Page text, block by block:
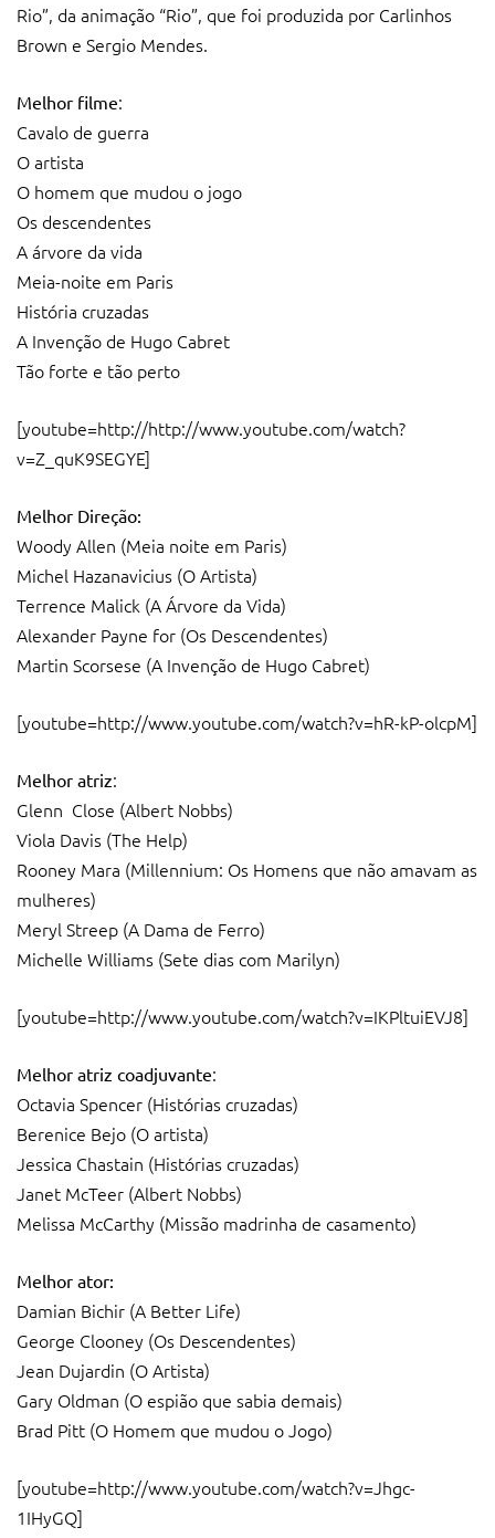
Rio”, da animação “Rio”, que foi produzida por Carlinhos
Brown e Sergio Mendes.
Melhor filme:
Cavalo de guerra
O artista
O homem que mudou o jogo
Os descendentes
A árvore da vida
Meia-noite em Paris
História cruzadas
A Invenção de Hugo Cabret
Tão forte e tão perto
[youtube=http://http://www.youtube.com/watch?
v=Z_quK9SEGYE]
Melhor Direção:
Woody Allen (Meia noite em Paris)
Michel Hazanavicius (O Artista)
Terrence Malick (A Árvore da Vida)
Alexander Payne for (Os Descendentes)
Martin Scorsese (A Invenção de Hugo Cabret)
[youtube=http://www.youtube.com/watch?v=hR-kP-olcpM]
Melhor atriz:
Glenn Close (Albert Nobbs)
Viola Davis (The Help)
Rooney Mara (Millennium: Os Homens que não amavam as
mulheres)
Meryl Streep (A Dama de Ferro)
Michelle Williams (Sete dias com Marilyn)
[youtube=http://www.youtube.com/watch?v=IKPltuiEVJ8]
Melhor atriz coadjuvante:
Octavia Spencer (Histórias cruzadas)
Berenice Bejo (O artista)
Jessica Chastain (Histórias cruzadas)
Janet McTeer (Albert Nobbs)
Melissa McCarthy (Missão madrinha de casamento)
Melhor ator:
Damian Bichir (A Better Life)
George Clooney (Os Descendentes)
Jean Dujardin (O Artista)
Gary Oldman (O espião que sabia demais)
Brad Pitt (O Homem que mudou o Jogo)
[youtube=http://www.youtube.com/watch?v=Jhgc-
1IHyGQ]